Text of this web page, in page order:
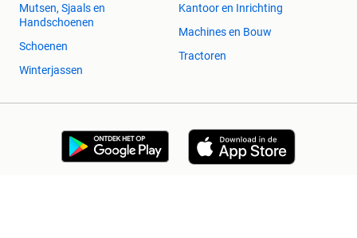
Mutsen, Sjaals en
Handschoenen
Schoenen
Winterjassen
Kantoor en Inrichting
Machines en Bouw
Tractoren